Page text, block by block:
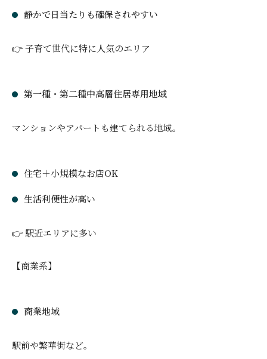
静かで日当たりも確保されやすい
👉 子育て世代に特に人気のエリア
第一種・第二種中高層住居専用地域
マンションやアパートも建てられる地域。
住宅＋小規模なお店OK
生活利便性が高い
👉 駅近エリアに多い
【商業系】
商業地域
駅前や繁華街など。